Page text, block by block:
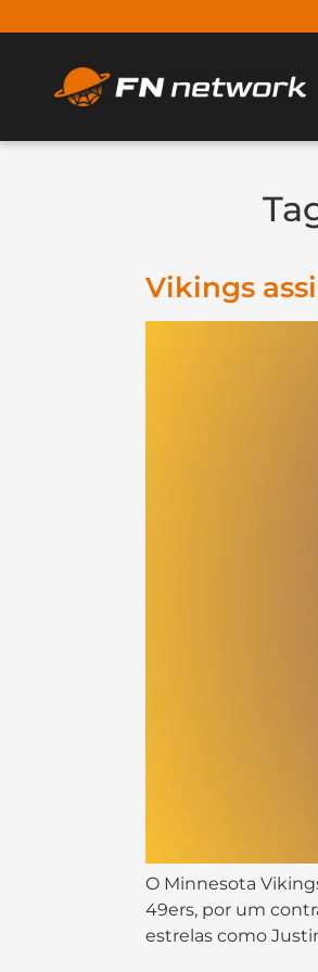
Vikings
O Minnesota
49ers, por um
estrelas como